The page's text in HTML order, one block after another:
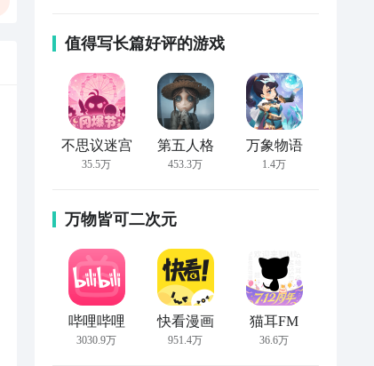
值得写长篇好评的游戏
不思议迷宫
35.5万
第五人格
453.3万
万象物语
1.4万
万物皆可二次元
哔哩哔哩
3030.9万
快看漫画
951.4万
猫耳FM
36.6万